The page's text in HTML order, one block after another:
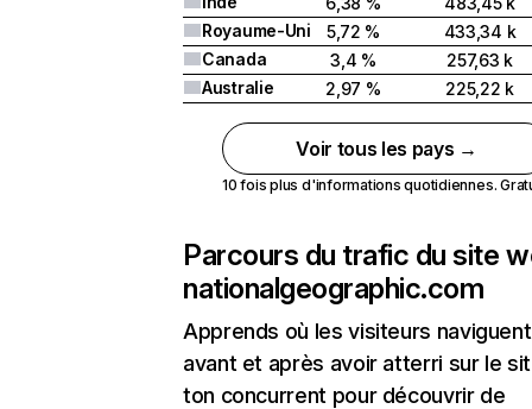
Royaume-Uni
5,72 %
433,34 k
Canada
3,4 %
257,63 k
Australie
2,97 % 225,22 k
Voir tous les pays →
10 fois plus d'informations quotidiennes.
Parcours du trafic du site
nationalgeographic.com
Apprends où les visiteurs naviguent
avant et après avoir atterri sur le
ton concurrent pour découvrir de